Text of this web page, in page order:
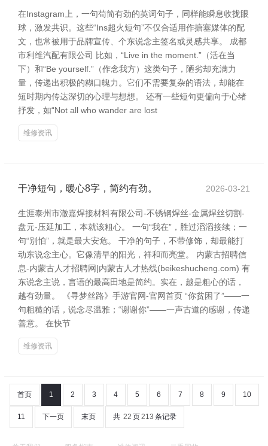
在Instagram上，一句苟简有劲的英词句子，同样能瞬息收拢眼
球，激发共识。这些“Ins超火短句”不仅合适用作搪塞媒体的配
文，也常被用于品牌宣传、个东说念主签名或灵感共享。 成都
市利维汽配有限公司 比如，“Live in the moment.”（活在当
下）和“Be yourself.”（作念我方）这类句子，陋劣却充满力
量，传递出积极的糊口魄力。它们不需要复杂的语法，却能在
短时期内传达深切的心理与想想。 还有一些短句更偏向于心绪
抒发，如“Not all who wander are lost
维修资讯
干净短句，暖心8字，简约有劲。 2026-03-21
生涯泰州市澈嘉焊接材料有限公司-不锈钢焊丝-金属焊丝切割-
盘元-压延加工，本就该粗心。 一句“我在”，胜过滔滔接续；一
句“别怕”，就是最大安危。 干净的句子，不带修饰，却最能打
动东说念主心。它像清早的阳光，祥和而亮堂。 内蒙古招聘信
息-内蒙古人才招聘网|内蒙古人才热线(beikeshucheng.com) 有
东说念主说，言语的最高田地是简约。实在，越是粗心的话，
越有劲量。 《寻梦丝路》手游官网-官网首页 “你贫困了”——一
句粗糙的话，说念尽温雅；“谢谢你”——一声古道的感谢，传递
善意。 在快节
维修资讯
首页 1 2 3 4 5 6 7 8 9 10
11 下一页 末页 共 22 页213 条记录